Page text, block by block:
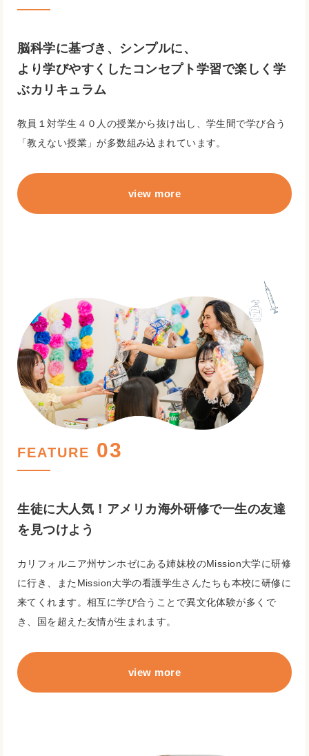
脳科学に基づき、シンプルに、
より学びやすくしたコンセプト学習で楽しく学
ぶカリキュラム
教員１対学生４０人の授業から抜け出し、学生間で学び合う
「教えない授業」が多数組み込まれています。
view more
FEATURE
生徒に大人気！アメリカ海外研修で一生の友達
を見つけよう
カリフォルニア州サンホゼにある姉妹校のMission大学に研修
に行き、またMission大学の看護学生さんたちも本校に研修に
来てくれます。相互に学び合うことで異文化体験が多くで
き、国を超えた友情が生まれます。
view more